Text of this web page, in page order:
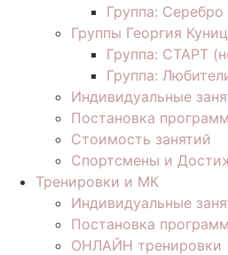
Группа: Серебро
Группы Георгия
Группа: СТАРТ
Группа:
Индивидуальные
Постановка программ
Стоимость занятий
Спортсмены и
Тренировки и МК
Индивидуальные
Постановка программ
ОНЛАЙН тренировки